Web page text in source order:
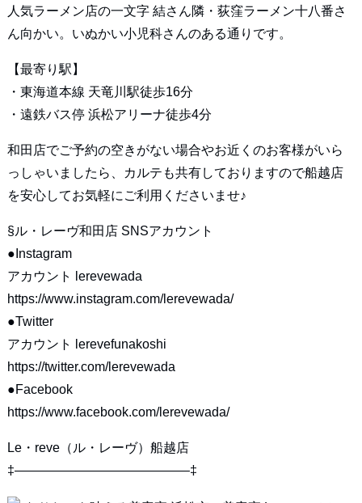
人気ラーメン店の一文字 結さん隣・荻窪ラーメン十八番さ
ん向かい。いぬかい小児科さんのある通りです。
【最寄り駅】
・東海道本線 天竜川駅徒歩16分
・遠鉄バス停 浜松アリーナ徒歩4分
和田店でご予約の空きがない場合やお近くのお客様がいら
っしゃいましたら、カルテも共有しておりますので船越店
を安心してお気軽にご利用くださいませ♪
§ル・レーヴ和田店 SNSアカウント
●Instagram
アカウント lerevewada
https://www.instagram.com/lerevewada/
●Twitter
アカウント lerevefunakoshi
https://twitter.com/lerevewada
●Facebook
https://www.facebook.com/lerevewada/
Le・reve（ル・レーヴ）船越店
‡—————————————–‡